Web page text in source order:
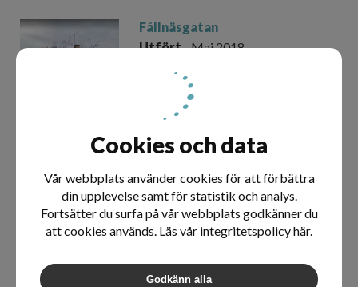
Fållnäsgatan
Utfört- Maj 2018
Utfört- November 2017
Cookies och data
Vår webbplats använder cookies för att förbättra
din upplevelse samt för statistik och analys.
Fortsätter du surfa på vår webbplats godkänner du
att cookies används. Läs vår integritetspolicy här.
Godkänn alla